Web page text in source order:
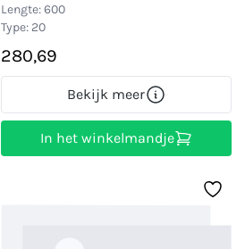
Lengte: 600
Type: 20
280,69
Bekijk meer
In het winkelmandje